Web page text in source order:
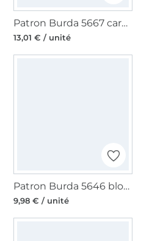
Patron Burda 5667 cardigan/veste femme, en français
13,01 € / unité
Patron Burda 5646 blouse femme, en français
9,98 € / unité